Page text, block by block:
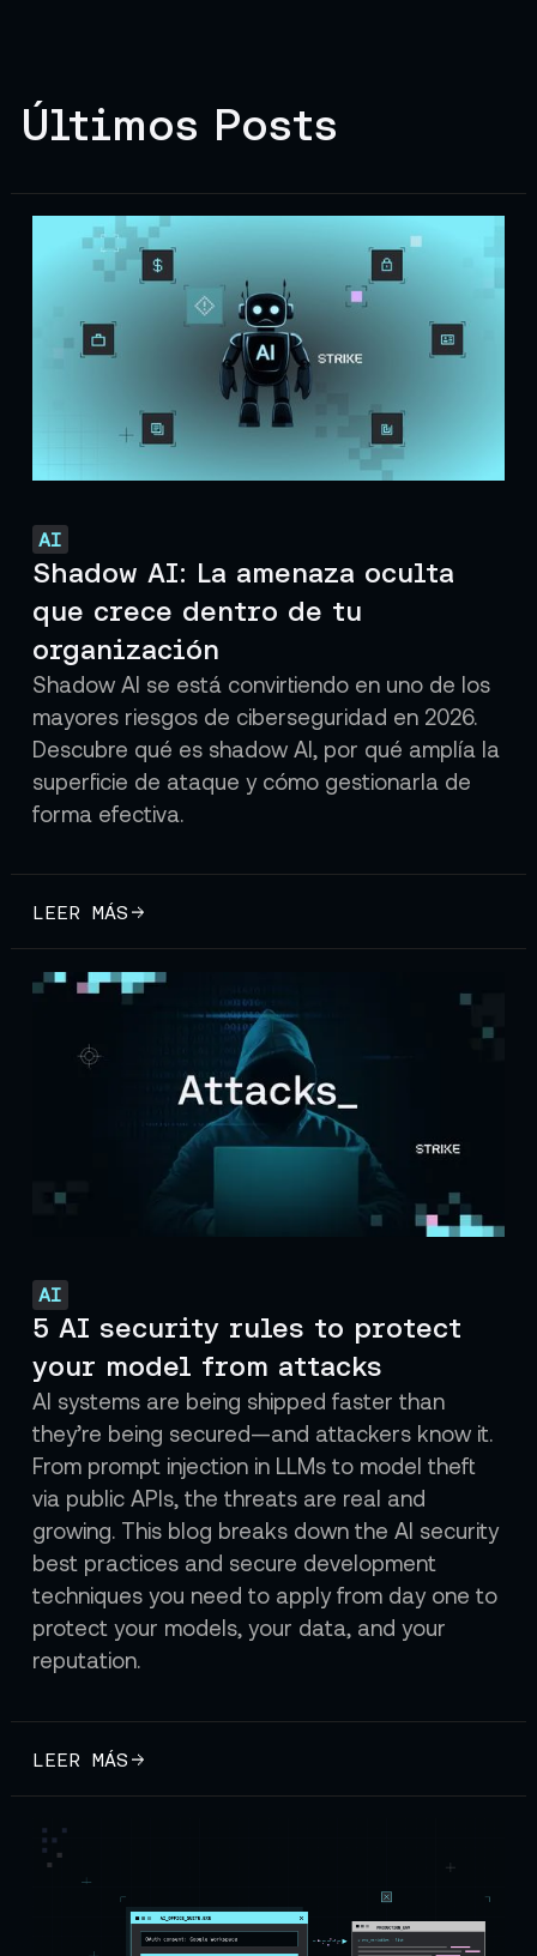
Últimos Posts
AI
Shadow AI: La amenaza oculta
que crece dentro de tu
organización
Shadow AI se está convirtiendo en uno de los
mayores riesgos de ciberseguridad en 2026.
Descubre qué es shadow AI, por qué amplía la
superficie de ataque y cómo gestionarla de
forma efectiva.
LEER MÁS
AI
5 AI security rules to protect
your model from attacks
AI systems are being shipped faster than
they’re being secured—and attackers know it.
From prompt injection in LLMs to model theft
via public APIs, the threats are real and
growing. This blog breaks down the AI security
best practices and secure development
techniques you need to apply from day one to
protect your models, your data, and your
reputation.
LEER MÁS